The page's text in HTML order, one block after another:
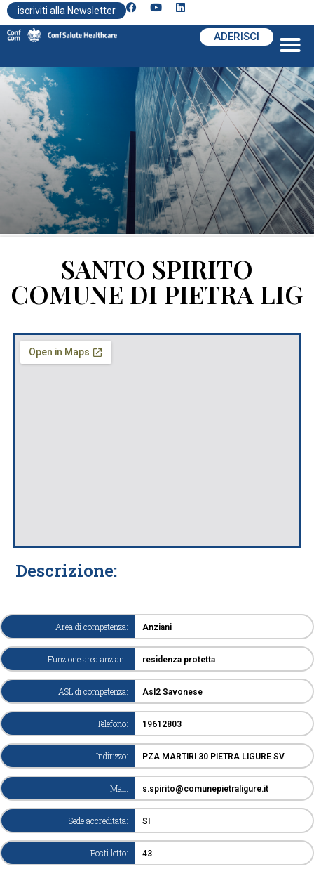
iscriviti alla Newsletter
ADERISCI
SANTO SPIRITO
COMUNE DI PIETRA LIG
Descrizione:
Area di competenza: Anziani
Funzione area anziani: residenza protetta
ASL di competenza: Asl2 Savonese
Telefono: 19612803
Indirizzo: PZA MARTIRI 30 PIETRA LIGURE SV
Mail: s.spirito@comunepietraligure.it
Sede accreditata: SI
Posti letto: 43